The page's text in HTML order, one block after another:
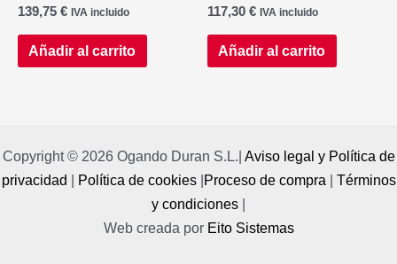
139,75 € IVA incluido
Añadir al carrito
117,30 € IVA incluido
Añadir al carrito
Copyright © 2026 Ogando Duran S.L.| Aviso legal y Política de
privacidad | Política de cookies|Proceso de compra | Términos
y condiciones |
Web creada por Eito Sistemas